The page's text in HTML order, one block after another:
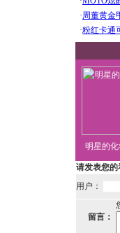
明星的
请发表您的
用户：
留言：